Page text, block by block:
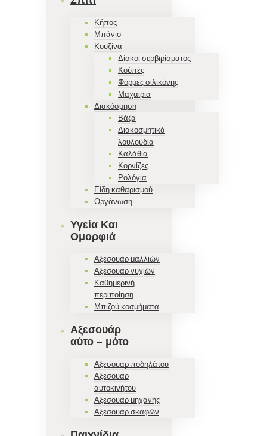
Κήπος
Μπάνιο
Κουζίνα
Δίσκοι σερβιρίσματος
Κούπες
Φόρμες σιλικόνης
Μαχαίρια
Διακόσμηση
Βάζα
Διακοσμητικά
λουλούδια
Καλάθια
Κορνίζες
Ρολόγια
Είδη καθαρισμού
Οργάνωση
Υγεία Και
Ομορφιά
Αξεσουάρ μαλλιών
Αξεσουάρ νυχιών
Καθημερινή
περιποίηση
Μπιζού κοσμήματα
Αξεσουάρ
αύτο – μότο
Αξεσουάρ ποδηλάτου
Αξεσουάρ
αυτοκινήτου
Αξεσουάρ μηχανής
Αξεσουάρ σκαφών